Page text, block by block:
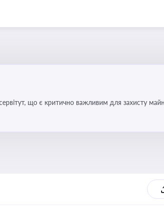
що є критично важливим для захисту
ресурсами